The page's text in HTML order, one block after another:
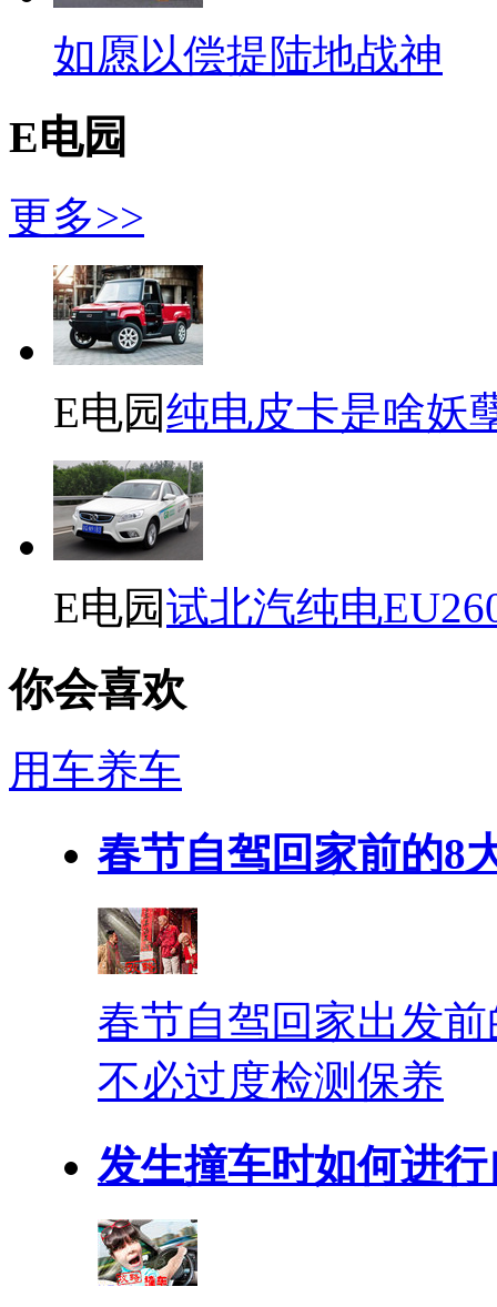
如愿以偿提陆地战神
E电园
更多>>
E电园纯电皮卡是啥妖
E电园试北汽纯电
你会喜欢
用车养车
春节自驾回家前的8
春节自驾回家出发
不必过度检测保养
发生撞车时如何进